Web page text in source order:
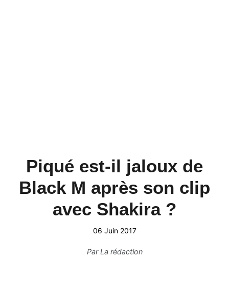
Piqué est-il jaloux de
Black M après son clip
avec Shakira ?
06 Juin 2017
ParLa rédaction